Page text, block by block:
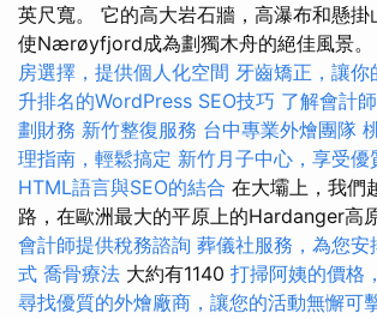
英尺寬。 它的高大岩石牆，高瀑布和懸掛
使Nærøyfjord成為劃獨木舟的絕佳風景。
房選擇，提供個人化空間 牙齒矯正，讓
升排名的WordPress SEO技巧 了解會計
劃財務 新竹整復服務 台中專業外燴團隊
理指南，輕鬆搞定 新竹月子中心，享受優
HTML語言與SEO的結合 在大壩上，我們
路，在歐洲最大的平原上的Hardanger高
會計師提供稅務諮詢 葬儀社服務，為您安
式 喬骨療法 大約有1140 打掃阿姨的價格
尋找優質的外燴廠商，讓您的活動無懈可